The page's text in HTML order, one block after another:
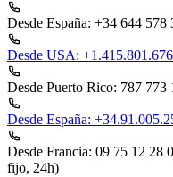
Desde España: +34 644
Desde USA:
Desde Puerto Rico: 787 773
Desde España:
Desde Francia: 09 75 12 28
fijo, 24h)